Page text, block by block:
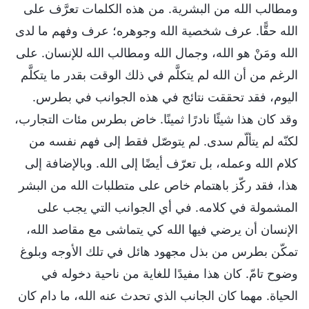
ومطالب الله من البشرية. من هذه الكلمات تعرَّف على
الله حقًّا. عرف شخصية الله وجوهره؛ عرف وفهم ما لدى
الله ومَنْ هو الله، وجمال الله ومطالب الله للإنسان. على
الرغم من أن الله لم يتكلَّم في ذلك الوقت بقدر ما يتكلَّم
اليوم، فقد تحققت نتائج في هذه الجوانب في بطرس.
وقد كان هذا شيئًا نادرًا ثمينًا. خاض بطرس مئات التجارب،
لكنّه لم يتألّم سدى. لم يتوصّل فقط إلى فهم نفسه من
كلام الله وعمله، بل تعرّف أيضًا إلى الله. وبالإضافة إلى
هذا، فقد ركّز باهتمام خاص على متطلبات الله من البشر
المشمولة في كلامه. في أي الجوانب التي يجب على
الإنسان أن يرضي فيها الله كي يتماشى مع مقاصد الله،
تمكّن بطرس من بذل مجهود هائل في تلك الأوجه وبلوغ
وضوح تامّ. كان هذا مفيدًا للغاية من ناحية دخوله في
الحياة. مهما كان الجانب الذي تحدث عنه الله، ما دام كان